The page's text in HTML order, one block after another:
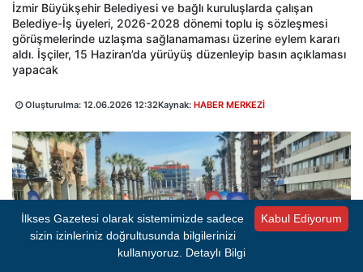
İzmir Büyükşehir Belediyesi ve bağlı kuruluşlarda çalışan
Belediye-İş üyeleri, 2026-2028 dönemi toplu iş sözleşmesi
görüşmelerinde uzlaşma sağlanamaması üzerine eylem kararı
aldı. İşçiler, 15 Haziran’da yürüyüş düzenleyip basın açıklaması
yapacak
Oluşturulma: 12.06.2026 12:32Kaynak: HABER MERKEZİ
Kabul Ediyorum
İlkses Gazetesi olarak sistemimizde sadece
sizin izinleriniz doğrultusunda bilgilerinizi
kullanıyoruz. Detaylı Bilgi